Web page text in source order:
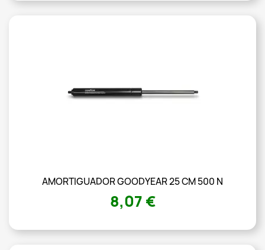
AMORTIGUADOR GOODYEAR 25 CM 500 N
8,07 €